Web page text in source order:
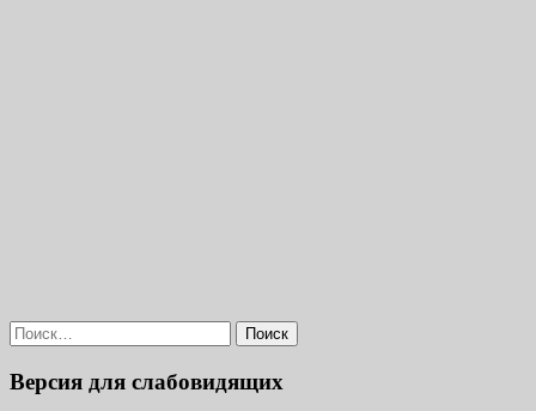
Найти:
Версия для слабовидящих